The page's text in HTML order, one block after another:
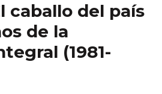
caballo del país
de la
(1981-